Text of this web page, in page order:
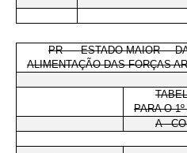
PR- ESTADO-MAIOR
ALIMENTAÇÃO DAS FORÇAS
PARA O
A -